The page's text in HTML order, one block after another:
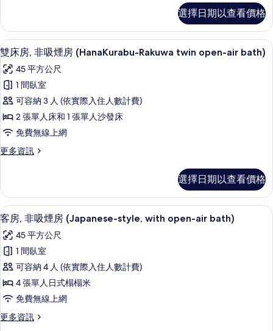
(Free
private
open-
air
bath
for
2)
的
所
有
房,
非
吸
房
(Free
open-
air
bath
for
2)
選擇日期以查看價格
顯
示
雙
床
房,
非
吸
煙
(HanaKurabu-
Rakuwa
twin
open-
air
bath)
的
所
有
相
雙床房, 非吸煙房 (HanaKurabu-
5
雙床房, 非吸煙房 (HanaKurabu-Rakuwa twin open-air bath)
45 平方公尺
1 間臥室
可容納 3 人 (依實際入住人數計費)
2 張單人床和 1 張單人沙發床
免費無線上網
更多資訊
更
房,
非
吸
房
(HanaKurabu-
twin
open-
air
bath)
的
選擇日期以查看價格
顯
示
客
房,
非
吸
煙
房
客房, 非吸煙房 (Japanese-style,
5
客房, 非吸煙房 (Japanese-style, with open-air bath)
45 平方公尺
1 間臥室
可容納 4 人 (依實際入住人數計費)
4 張單人日式榻榻米
免費無線上網
更多資訊
更